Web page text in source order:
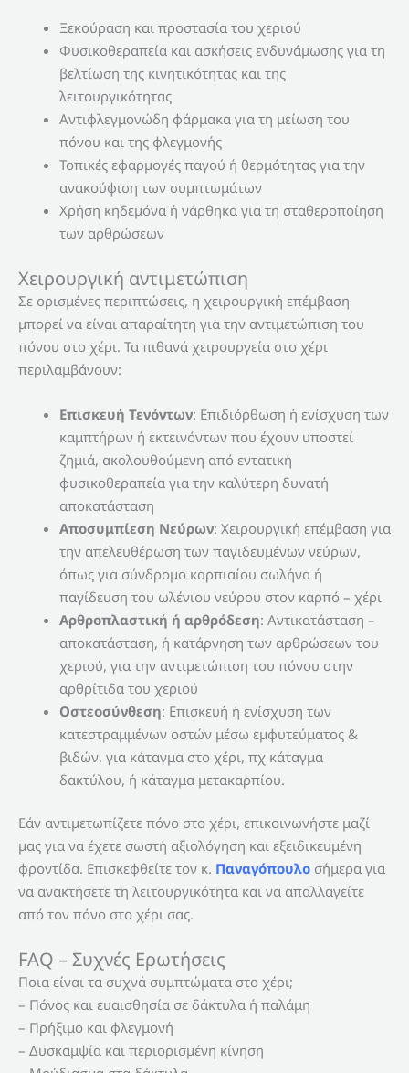
Ξεκούραση και προστασία του χεριού
Φυσικοθεραπεία και ασκήσεις ενδυνάμωσης για τη
βελτίωση της κινητικότητας και της
λειτουργικότητας
Αντιφλεγμονώδη φάρμακα για τη μείωση του
πόνου και της φλεγμονής
Τοπικές εφαρμογές παγού ή θερμότητας για την
ανακούφιση των συμπτωμάτων
Χρήση κηδεμόνα ή νάρθηκα για τη σταθεροποίηση
των αρθρώσεων
Χειρουργική αντιμετώπιση
Σε ορισμένες περιπτώσεις, η χειρουργική επέμβαση
μπορεί να είναι απαραίτητη για την αντιμετώπιση του
πόνου στο χέρι. Τα πιθανά χειρουργεία στο χέρι
περιλαμβάνουν:
Επισκευή Τενόντων: Επιδιόρθωση ή ενίσχυση των
καμπτήρων ή εκτεινόντων που έχουν υποστεί
ζημιά, ακολουθούμενη από εντατική
φυσικοθεραπεία για την καλύτερη δυνατή
αποκατάσταση
Αποσυμπίεση Νεύρων: Χειρουργική επέμβαση για
την απελευθέρωση των παγιδευμένων νεύρων,
όπως για σύνδρομο καρπιαίου σωλήνα ή
παγίδευση του ωλένιου νεύρου στον καρπό – χέρι
Αρθροπλαστική ή αρθρόδεση: Αντικατάσταση –
αποκατάσταση, ή κατάργηση των αρθρώσεων του
χεριού, για την αντιμετώπιση του πόνου στην
αρθρίτιδα του χεριού
Οστεοσύνθεση: Επισκευή ή ενίσχυση των
κατεστραμμένων οστών μέσω εμφυτεύματος &
βιδών, για κάταγμα στο χέρι, πχ κάταγμα
δακτύλου, ή κάταγμα μετακαρπίου.
Εάν αντιμετωπίζετε πόνο στο χέρι, επικοινωνήστε μαζί
μας για να έχετε σωστή αξιολόγηση και εξειδικευμένη
φροντίδα. Επισκεφθείτε τον κ. Παναγόπουλο σήμερα για
να ανακτήσετε τη λειτουργικότητα και να απαλλαγείτε
από τον πόνο στο χέρι σας.
FAQ – Συχνές Ερωτήσεις
Ποια είναι τα συχνά συμπτώματα στο χέρι;
– Πόνος και ευαισθησία σε δάκτυλα ή παλάμη
– Πρήξιμο και φλεγμονή
– Δυσκαμψία και περιορισμένη κίνηση